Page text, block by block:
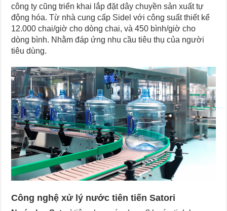
công ty cũng triển khai lắp đặt dây chuyền sản xuất tự
động hóa. Từ nhà cung cấp Sidel với công suất thiết kế
12.000 chai/giờ cho dòng chai, và 450 bình/giờ cho
dòng bình. Nhằm đáp ứng nhu cầu tiêu thụ của người
tiêu dùng.
Công nghệ xử lý nước tiên tiến Satori